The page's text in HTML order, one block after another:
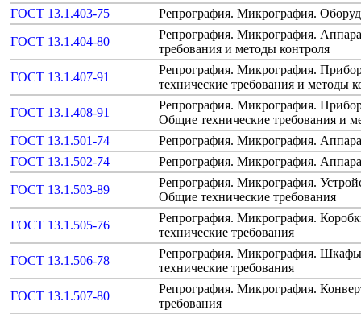
ГОСТ 13.1.403-75
Репрография. Микрография.
ГОСТ 13.1.404-80
Репрография. Микрография.
требования и методы контроля
ГОСТ 13.1.407-91
Репрография. Микрография.
технические требования и методы
ГОСТ 13.1.408-91
Репрография. Микрография.
Общие технические требования и
ГОСТ 13.1.501-74
Репрография. Микрография.
ГОСТ 13.1.502-74
Репрография. Микрография.
ГОСТ 13.1.503-89
Репрография. Микрография.
Общие технические требования
ГОСТ 13.1.505-76
Репрография. Микрография.
технические требования
ГОСТ 13.1.506-78
Репрография. Микрография.
технические требования
ГОСТ 13.1.507-80
Репрография. Микрография.
требования